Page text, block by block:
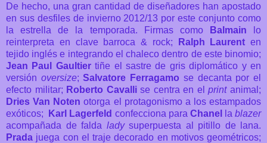
De hecho, una gran cantidad de diseñadores han apostado
en sus desfiles de invierno 2012/13 por este conjunto como
la estrella de la temporada. Firmas como
Balmain
lo
reinterpreta en clave barroca & rock;
Ralph Laurent en
tejido inglés e integrando el chaleco dentro de este binomio;
Jean Paul
Gaultiertiñe el sastre de gris diplomático y en
versión oversize;Salvatore Ferragamo se decanta por el
efecto militar; Roberto Cavallise centra en elprintanimal;
Dries Van Noten otorga el protagonismo a los estampados
exóticos;
Karl Lagerfeld confecciona para Chanel la blazer
acompañada de falda ladysuperpuesta al pitillo de lana.
Prada juega con el traje decorado en motivos geométricos;